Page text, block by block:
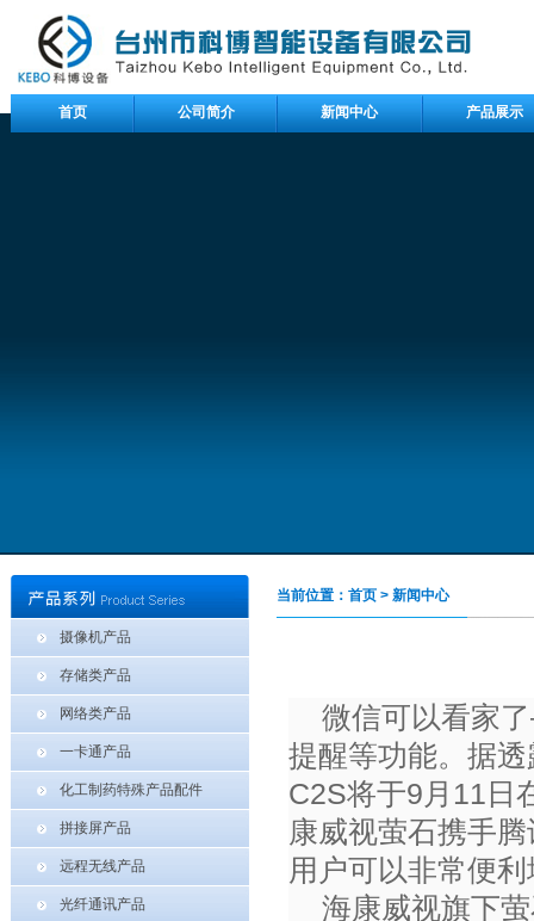
首页 公司简介 新闻中心 产品展示
摄像机产品
存储类产品
网络类产品
一卡通产品
化工制药特殊产品配件
拼接屏产品
远程无线产品
光纤通讯产品
当前位置：首页 > 新闻中心
微信可以看家
提醒等功能。据
C2S将于9月11日
康威视萤石携手
用户可以非常便
海康威视旗下